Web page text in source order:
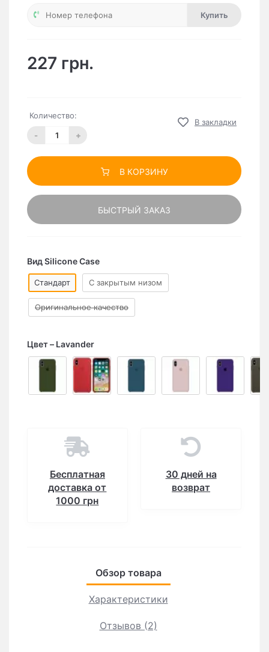
Купить
227 грн.
Количество:
- +
В закладки
В КОРЗИНУ
БЫСТРЫЙ ЗАКАЗ
Вид Silicone Case
Стандарт C закрытым низом
Оригинальное качество
Цвет Lavander
Бесплатная
доставка от
1000 грн
30 дней на
возврат
Обзор товара
Характеристики
Отзывов (2)